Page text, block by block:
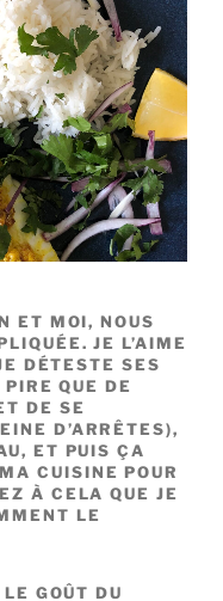
ET MOI, NOUS
JE L’AIME
DÉTESTE SES
QUE DE
DE SE
D’ARRÊTES),
ET PUIS ÇA
CUISINE POUR
À CELA QUE JE
LE
GOÛT DU